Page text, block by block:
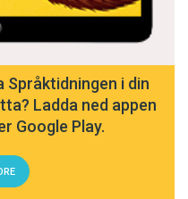
Språktidningen i din
Ladda ned appen
Google Play.